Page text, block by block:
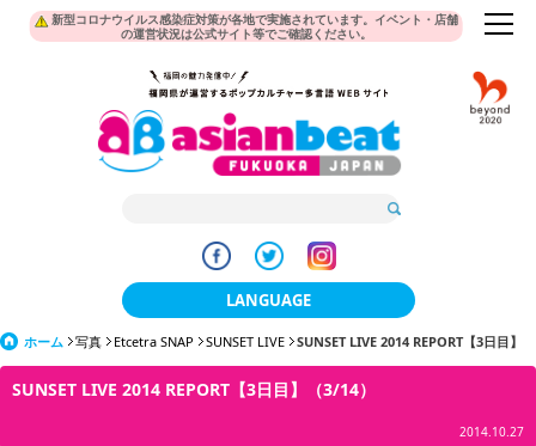
新型コロナウイルス感染症対策が各地で実施されています。イベント・店舗
の運営状況は公式サイト等でご確認ください。
LANGUAGE
日本語
한국어
ホーム 写真 Etcetra SNAP SUNSET LIVE SUNSET LIVE 2014 REPORT【3日目】
SUNSET LIVE 2014 REPORT【3日目】（3/14）
2014.10.27